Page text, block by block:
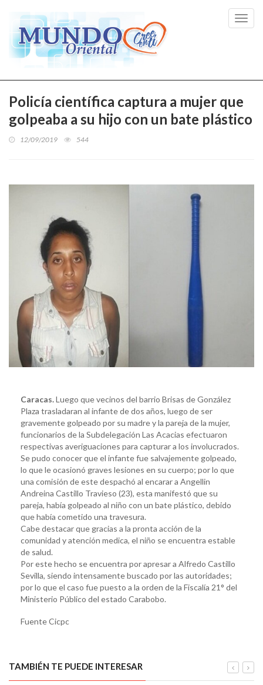
Policía científica captura a mujer que
golpeaba a su hijo con un bate plástico
12/09/2019 544
Caracas.Luego que vecinos del barrio Brisas de González
Plaza trasladaran al infante de dos años, luego de ser
gravemente golpeado por su madre y la pareja de la mujer,
funcionarios de la Subdelegación Las Acacias efectuaron
respectivas averiguaciones para capturar a los involucrados.
Se pudo conocer que el infante fue salvajemente golpeado,
lo que le ocasionó graves lesiones en su cuerpo; por lo que
una comisión de este despachó al encarar a Angellin
Andreina Castillo Travieso (23), esta manifestó que su
pareja, había golpeado al niño con un bate plástico, debido
que había cometido una travesura.
Cabe destacar que gracias a la pronta acción de la
comunidad y atención medica, el niño se encuentra estable
de salud.
Por este hecho se encuentra por apresar a Alfredo Castillo
Sevilla, siendo intensamente buscado por las autoridades;
por lo que el caso fue puesto a la orden de la Fiscalía 21° del
Ministerio Público del estado Carabobo.
Fuente Cicpc
TAMBIÉN TE PUEDE INTERESAR